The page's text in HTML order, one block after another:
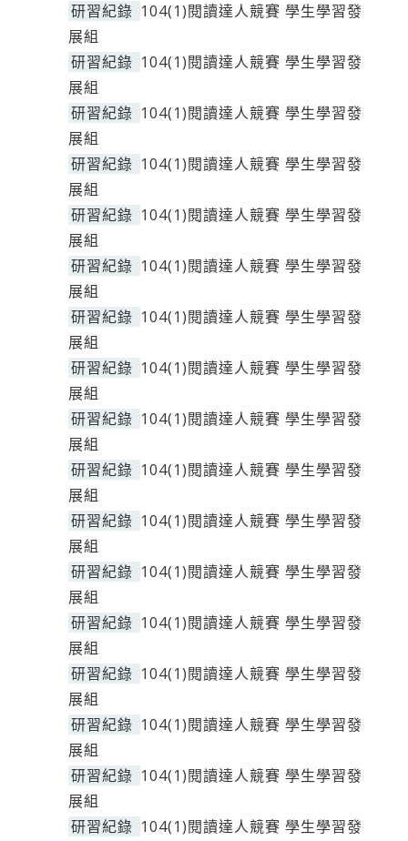
研習紀錄 104(1)閱讀達人競賽 學生學習發
展組
研習紀錄 104(1)閱讀達人競賽 學生學習發
展組
研習紀錄 104(1)閱讀達人競賽 學生學習發
展組
研習紀錄 104(1)閱讀達人競賽 學生學習發
展組
研習紀錄 104(1)閱讀達人競賽 學生學習發
展組
研習紀錄 104(1)閱讀達人競賽 學生學習發
展組
研習紀錄 104(1)閱讀達人競賽 學生學習發
展組
研習紀錄 104(1)閱讀達人競賽 學生學習發
展組
研習紀錄 104(1)閱讀達人競賽 學生學習發
展組
研習紀錄 104(1)閱讀達人競賽 學生學習發
展組
研習紀錄 104(1)閱讀達人競賽 學生學習發
展組
研習紀錄 104(1)閱讀達人競賽 學生學習發
展組
研習紀錄 104(1)閱讀達人競賽 學生學習發
展組
研習紀錄 104(1)閱讀達人競賽 學生學習發
展組
研習紀錄 104(1)閱讀達人競賽 學生學習發
展組
研習紀錄 104(1)閱讀達人競賽 學生學習發
展組
研習紀錄 104(1)閱讀達人競賽 學生學習發